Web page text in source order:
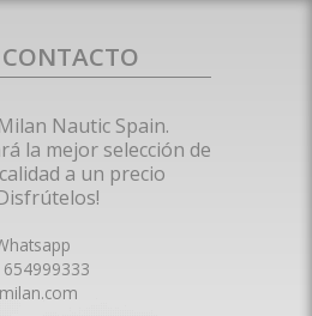
Nautic Spain.
la mejor selección de
a un precio